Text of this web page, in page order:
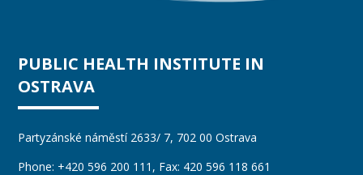
PUBLIC HEALTH INSTITUTE IN
OSTRAVA
Partyzánské náměstí 2633/ 7, 702 00 Ostrava
Phone: +420 596 200 111 , Fax: 420 596 118 661